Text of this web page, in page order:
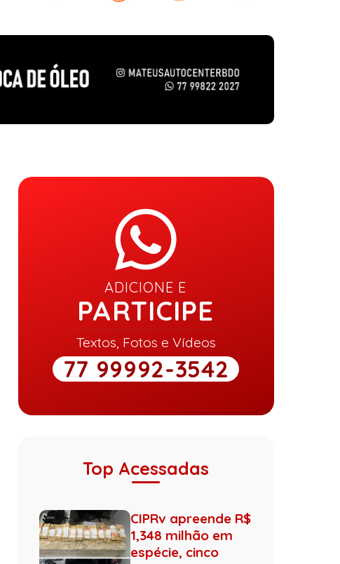
ADICIONE E
PARTICIPE
Textos, Fotos e Vídeos
77 99992-3542
Top Acessadas
CIPRv apreende R$
1,348 milhão em
espécie, cinco